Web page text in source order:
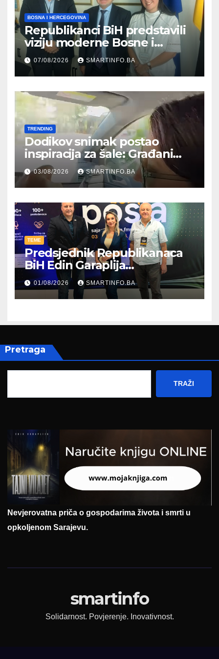
BOSNA I HERCEGOVINA
Republikanci BiH predstavili
viziju moderne Bosne i
Hercegovine ambasadoru
Njemačke
07/08/2026 SMARTINFO.BA
TRENDING
Dodikov snimak postao
inspiracija za šale: Građani
kroz parodiju poslali poruku
03/08/2026 SMARTINFO.BA
TEME
Predsjednik Republikanaca
BiH Edin Garaplija
prisustvovao prezentaciji
Federalnog sajma
zapošljavanja
01/08/2026 SMARTINFO.BA
Pretraga
TRAŽI
Nevjerovatna priča o gospodarima života i smrti u
opkoljenom Sarajevu.
smartinfo
Solidarnost. Povjerenje. Inovativnost.